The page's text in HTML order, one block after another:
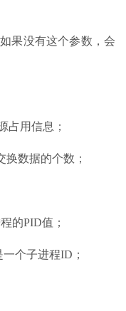
果没有这个参数，会
占用信息；
数据的个数；
的PID值；
个子进程ID；